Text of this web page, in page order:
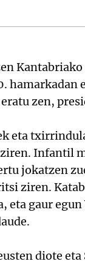
hamarkadan
zen,
eta
Infantil
jokatzen
ziren.
eta gaur
diote eta